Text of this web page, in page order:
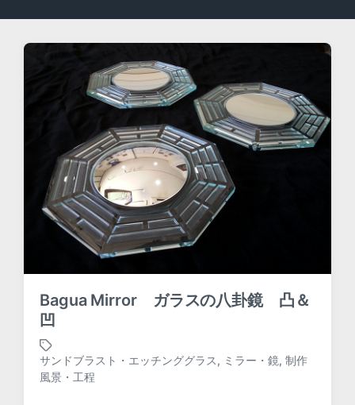
Bagua Mirror ガラスの八卦鏡 凸＆
凹
T
a
サンドブラスト・エッチンググラス, ミラー・鏡, 制作
風景・工程